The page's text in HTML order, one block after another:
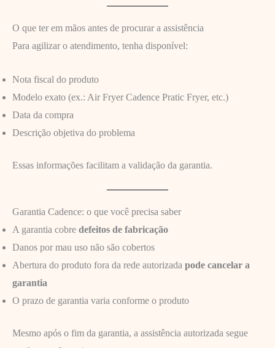
O que ter em mãos antes de procurar a assistência
Para agilizar o atendimento, tenha disponível:
Nota fiscal do produto
Modelo exato (ex.: Air Fryer Cadence Pratic Fryer, etc.)
Data da compra
Descrição objetiva do problema
Essas informações facilitam a validação da garantia.
Garantia Cadence: o que você precisa saber
A garantia cobre defeitos de fabricação
Danos por mau uso não são cobertos
Abertura do produto fora da rede autorizada pode cancelar a
garantia
O prazo de garantia varia conforme o produto
Mesmo após o fim da garantia, a assistência autorizada segue